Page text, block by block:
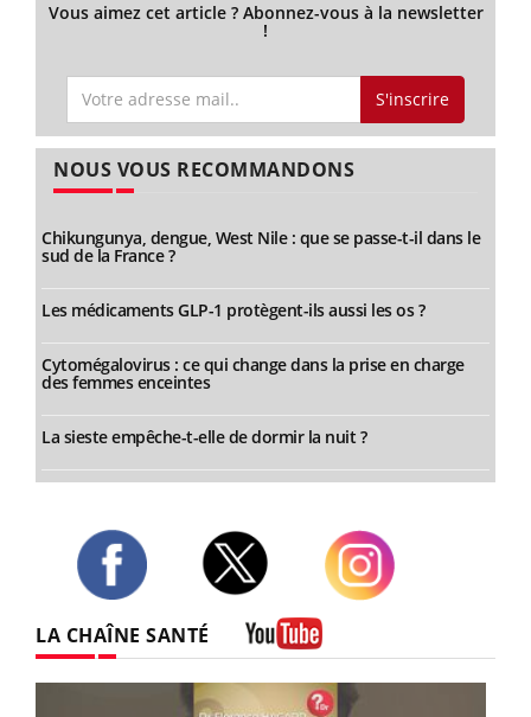
Vous aimez cet article ? Abonnez-vous à la newsletter
!
S'inscrire
NOUS VOUS RECOMMANDONS
Chikungunya, dengue, West Nile : que se passe-t-il dans le
sud de la France ?
Les médicaments GLP-1 protègent-ils aussi les os ?
Cytomégalovirus : ce qui change dans la prise en charge
des femmes enceintes
La sieste empêche-t-elle de dormir la nuit ?
LA CHAÎNE SANTÉ